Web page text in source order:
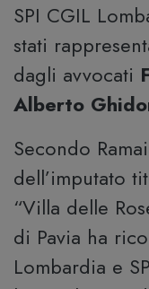
SPI CGIL
stati
dagli avvocati
Alberto
Secondo
dell’imputato
“Villa delle
di Pavia ha
Lombardia e